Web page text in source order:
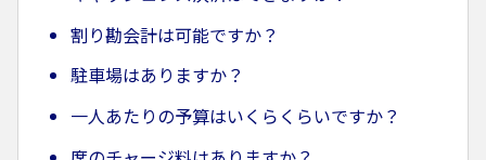
割り勘会計は可能ですか？
駐車場はありますか？
一人あたりの予算はいくらくらいですか？